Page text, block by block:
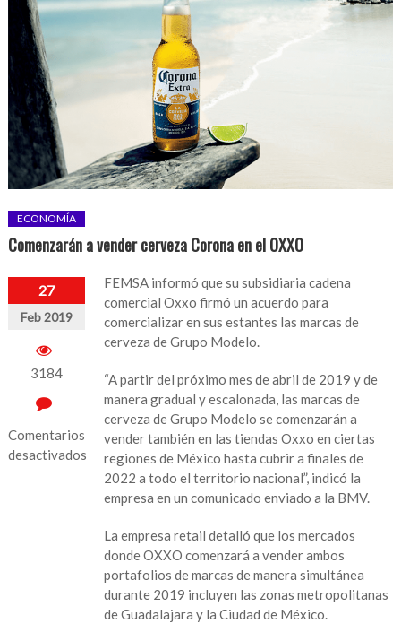
ECONOMÍA
Comenzarán a vender cerveza Corona en el OXXO
27
Feb 2019
3184
Comentarios
desactivados
FEMSA informó que su subsidiaria cadena
comercial Oxxo firmó un acuerdo para
comercializar en sus estantes las marcas de
cerveza de Grupo Modelo.
“A partir del próximo mes de abril de 2019 y de
manera gradual y escalonada, las marcas de
cerveza de Grupo Modelo se comenzarán a
vender también en las tiendas Oxxo en ciertas
regiones de México hasta cubrir a finales de
2022 a todo el territorio nacional”, indicó la
empresa en un comunicado enviado a la BMV.
La empresa retail detalló que los mercados
donde OXXO comenzará a vender ambos
portafolios de marcas de manera simultánea
durante 2019 incluyen las zonas metropolitanas
de Guadalajara y la Ciudad de México.